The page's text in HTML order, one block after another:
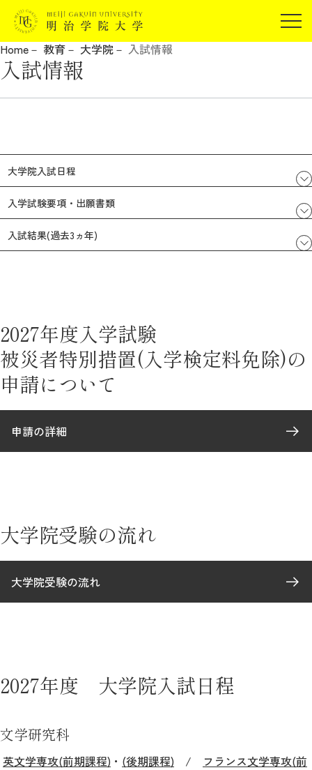
在学生の方
地域・一般の方
受験生の方
卒業生の方
保証人の方
企業・研究者の方
報道関係の方
研究
学生生活
留学・国際交流
キャリア
MGグッズ オンラインショップ
（外部サイト）
Home 教育 大学院 入試情報
入試情報
大学院入試日程
入学試験要項・出願書類
入試結果(過去3ヵ年)
2027年度入学試験
被災者特別措置(入学検定料免除)の
申請について
申請の詳細
大学院受験の流れ
大学院受験の流れ
2027年度 大学院入試日程
文学研究科
英文学専攻(前期課程) ・ (後期課程) /
フランス文学専攻(前